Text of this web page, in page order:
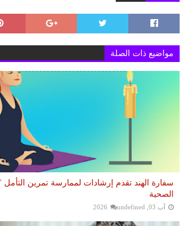
مواضيع ذات الصلة
سفارة الهند تقدم إرشادات لممارسة تمرين التأمل
الصحية
آب 03, 2026 undefined